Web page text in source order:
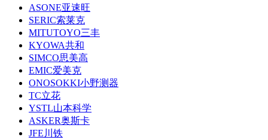
ASONE亚速旺
SERIC索莱克
MITUTOYO三丰
KYOWA共和
SIMCO思美高
EMIC爱美克
ONOSOKKI小野测器
TC立花
YSTL山本科学
ASKER奥斯卡
JFE川铁